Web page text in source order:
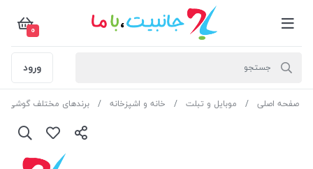
0
ورود
صفحه اصلی موبایل و تبلت خانه و اشپزخانه برندهای مختلف گوشی